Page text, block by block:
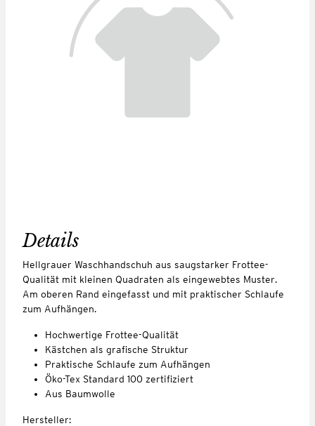
Details
Hellgrauer Waschhandschuh aus saugstarker Frottee-
Qualität mit kleinen Quadraten als eingewebtes Muster.
Am oberen Rand eingefasst und mit praktischer Schlaufe
zum Aufhängen.
Hochwertige Frottee-Qualität
Kästchen als grafische Struktur
Praktische Schlaufe zum Aufhängen
Öko-Tex Standard 100 zertifiziert
Aus Baumwolle
Hersteller: